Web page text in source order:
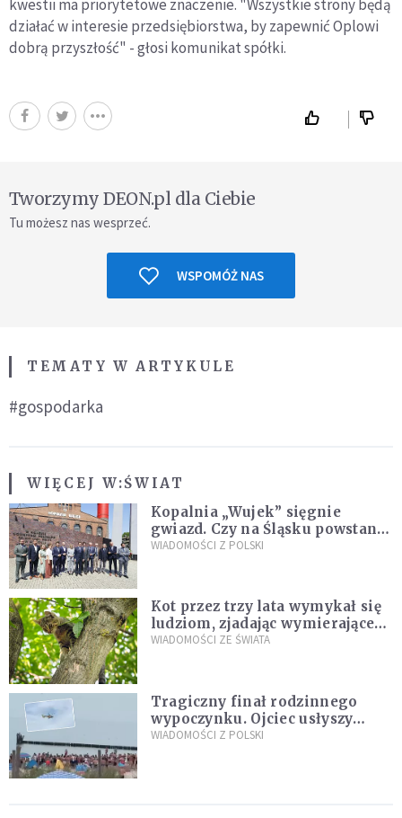
kwestii ma priorytetowe znaczenie. "Wszystkie strony będą
działać w interesie przedsiębiorstwa, by zapewnić Oplowi
dobrą przyszłość" - głosi komunikat spółki.
Tworzymy DEON.pl dla Ciebie
Tu możesz nas wesprzeć.
WSPOMÓŻ NAS
TEMATY W ARTYKULE
#gospodarka
WIĘCEJ W:ŚWIAT
Kopalnia „Wujek” sięgnie
gwiazd. Czy na Śląsku powstanie
„Dolina Krzemowa”?
WIADOMOŚCI Z POLSKI
Kot przez trzy lata wymykał się
ludziom, zjadając wymierające
kaczki. W końcu popełnił
WIADOMOŚCI ZE ŚWIATA
Tragiczny finał rodzinnego
wypoczynku. Ojciec usłyszy
zarzuty
WIADOMOŚCI Z POLSKI